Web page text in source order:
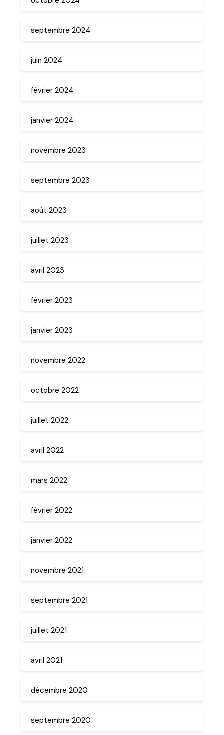
septembre 2024
juin 2024
février 2024
janvier 2024
novembre 2023
septembre 2023
août 2023
juillet 2023
avril 2023
février 2023
janvier 2023
novembre 2022
octobre 2022
juillet 2022
avril 2022
mars 2022
février 2022
janvier 2022
novembre 2021
septembre 2021
juillet 2021
avril 2021
décembre 2020
septembre 2020